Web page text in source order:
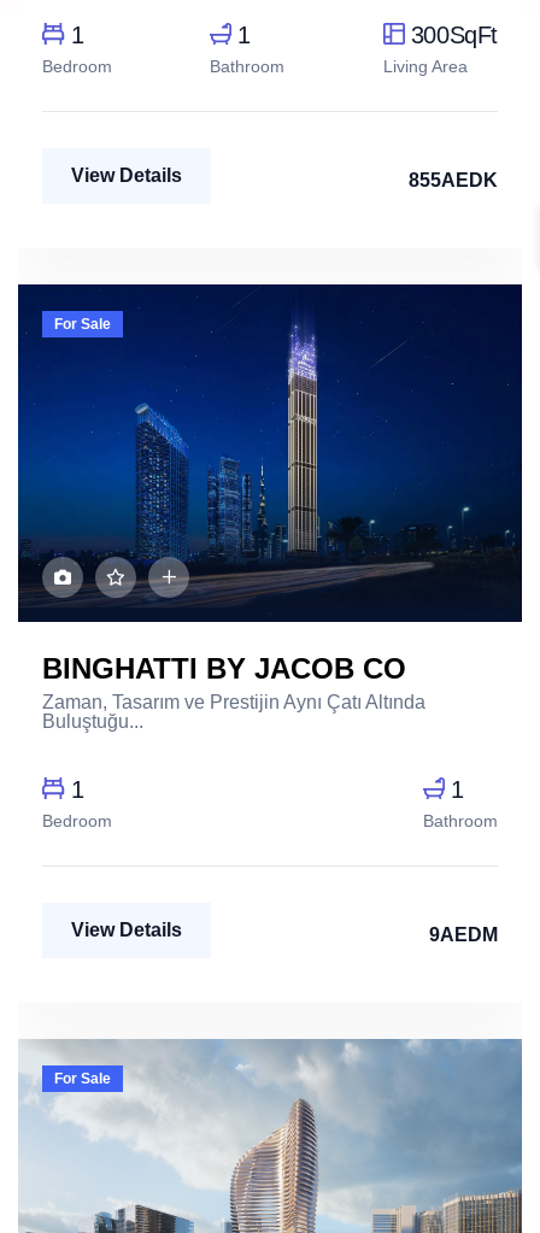
1
Bedroom
1
Bathroom
300SqFt
Living Area
View Details 855AEDK
For Sale
BINGHATTI BY JACOB CO
Zaman, Tasarım ve Prestijin Aynı Çatı Altında
Buluştuğu...
1
Bedroom
1
Bathroom
View Details 9AEDM
For Sale